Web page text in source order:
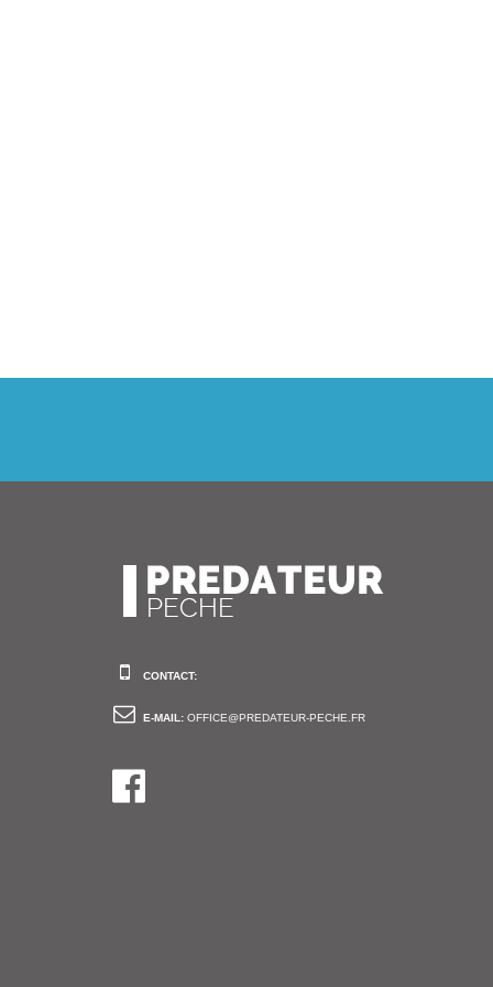
CONTACT:
E-MAIL: OFFICE@PREDATEUR-PECHE.FR